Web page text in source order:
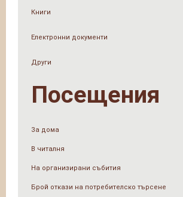
Книги
Електронни документи
Други
Посещения
За дома
В читалня
На организирани събития
Брой откази на потребителско търсене